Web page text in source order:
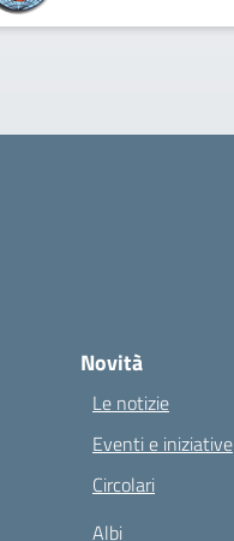
Novità
Le notizie
Eventi e iniziative
Circolari
Albi